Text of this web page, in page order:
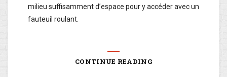
milieu suffisamment d’espace pour y accéder avec un
fauteuil roulant.
CONTINUE READING